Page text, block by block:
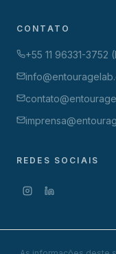
CONTATO
+55 11 96331-3752 (
REDES SOCIAIS